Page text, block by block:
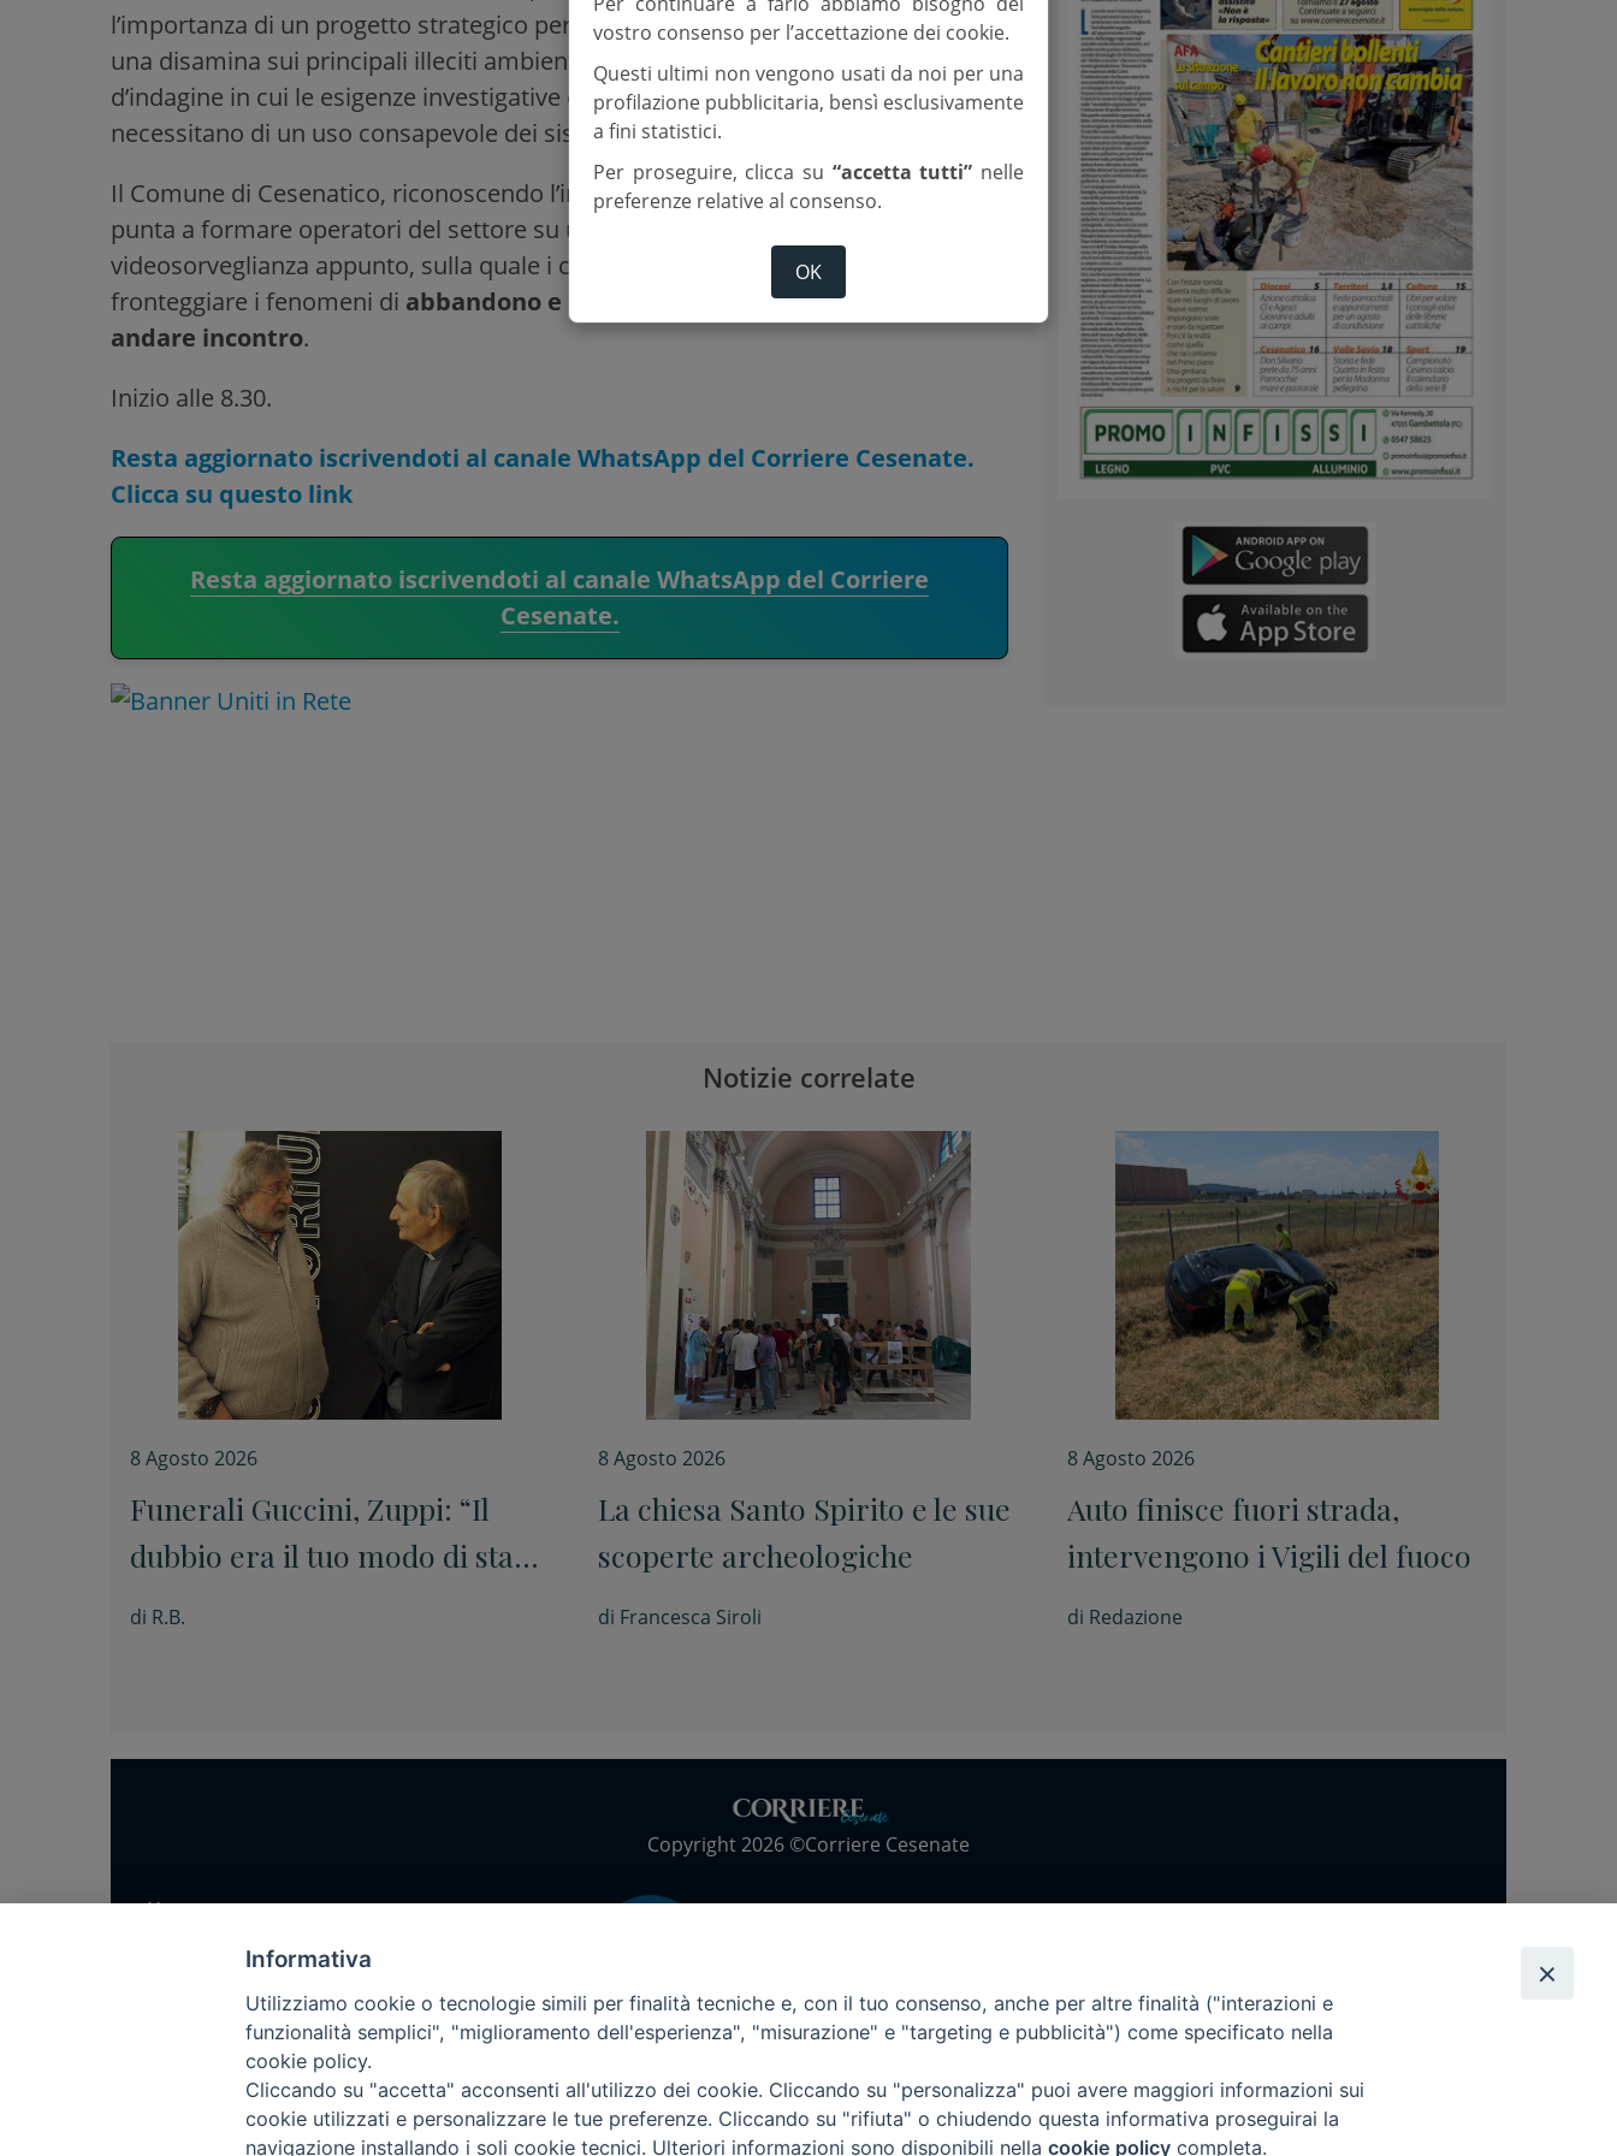
l’importanza di un progetto strategico per lavideosorveglianza urbana e, dopo
una disamina sui principali illeciti ambientali, affronterà il tema dell’attività
d’indagine in cui le esigenze investigative e la tutela dei dati personali
necessitano di un uso consapevole dei sistemi di videosorveglianza.
Il Comune di Cesenatico, riconoscendo l’importanza cruciale di questi temi,
punta a formare operatori del settore su una materia, quella della
videosorveglianza appunto, sulla quale i cittadini chiedono risposte per
fronteggiare i fenomeni di abbandono e degrado cui i territori possono
andare incontro.
Inizio alle 8.30.
Resta aggiornato iscrivendoti al canale WhatsApp del Corriere Cesenate.
Clicca su questo link
Resta aggiornato iscrivendoti al canale WhatsApp del Corriere
Cesenate.
Notizie correlate
8 Agosto 2026
Funerali Guccini, Zuppi: “Il
dubbio era il tuo modo di stare
davanti alle cose senza barare”
di R.B.
8 Agosto 2026
La chiesa Santo Spirito e le sue
scoperte archeologiche
di Francesca Siroli
8 Agosto 2026
Auto finisce fuori strada,
intervengono i Vigili del fuoco
di Redazione
Copyright 2026 ©Corriere Cesenate
Home
Come abbonarsi
vostro consenso per l’accettazione dei cookie.
Questi ultimi non vengono usati da noi per una
profilazione pubblicitaria, bensì esclusivamente
a fini statistici.
Per proseguire, clicca su “accetta tutti” nelle
preferenze relative al consenso.
OK
Informativa
Utilizziamo cookie o tecnologie simili per finalità tecniche e, con il tuo consenso, anche per altre finalità ("interazioni e
funzionalità semplici", "miglioramento dell'esperienza", "misurazione" e "targeting e pubblicità") come specificato nella
cookie policy.
Cliccando su "accetta" acconsenti all'utilizzo dei cookie. Cliccando su "personalizza" puoi avere maggiori informazioni sui
cookie utilizzati e personalizzare le tue preferenze. Cliccando su "rifiuta" o chiudendo questa informativa proseguirai la
navigazione installando i soli cookie tecnici. Ulteriori informazioni sono disponibili nella cookie policy completa.